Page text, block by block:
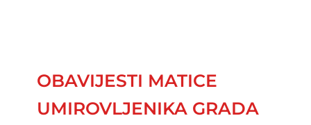
OBAVIJESTI MATICE
UMIROVLJENIKA GRADA